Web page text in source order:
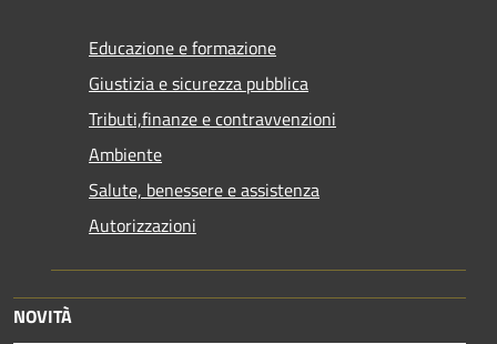
Educazione e formazione
Giustizia e sicurezza pubblica
Tributi,finanze e contravvenzioni
Ambiente
Salute, benessere e assistenza
Autorizzazioni
NOVITÀ